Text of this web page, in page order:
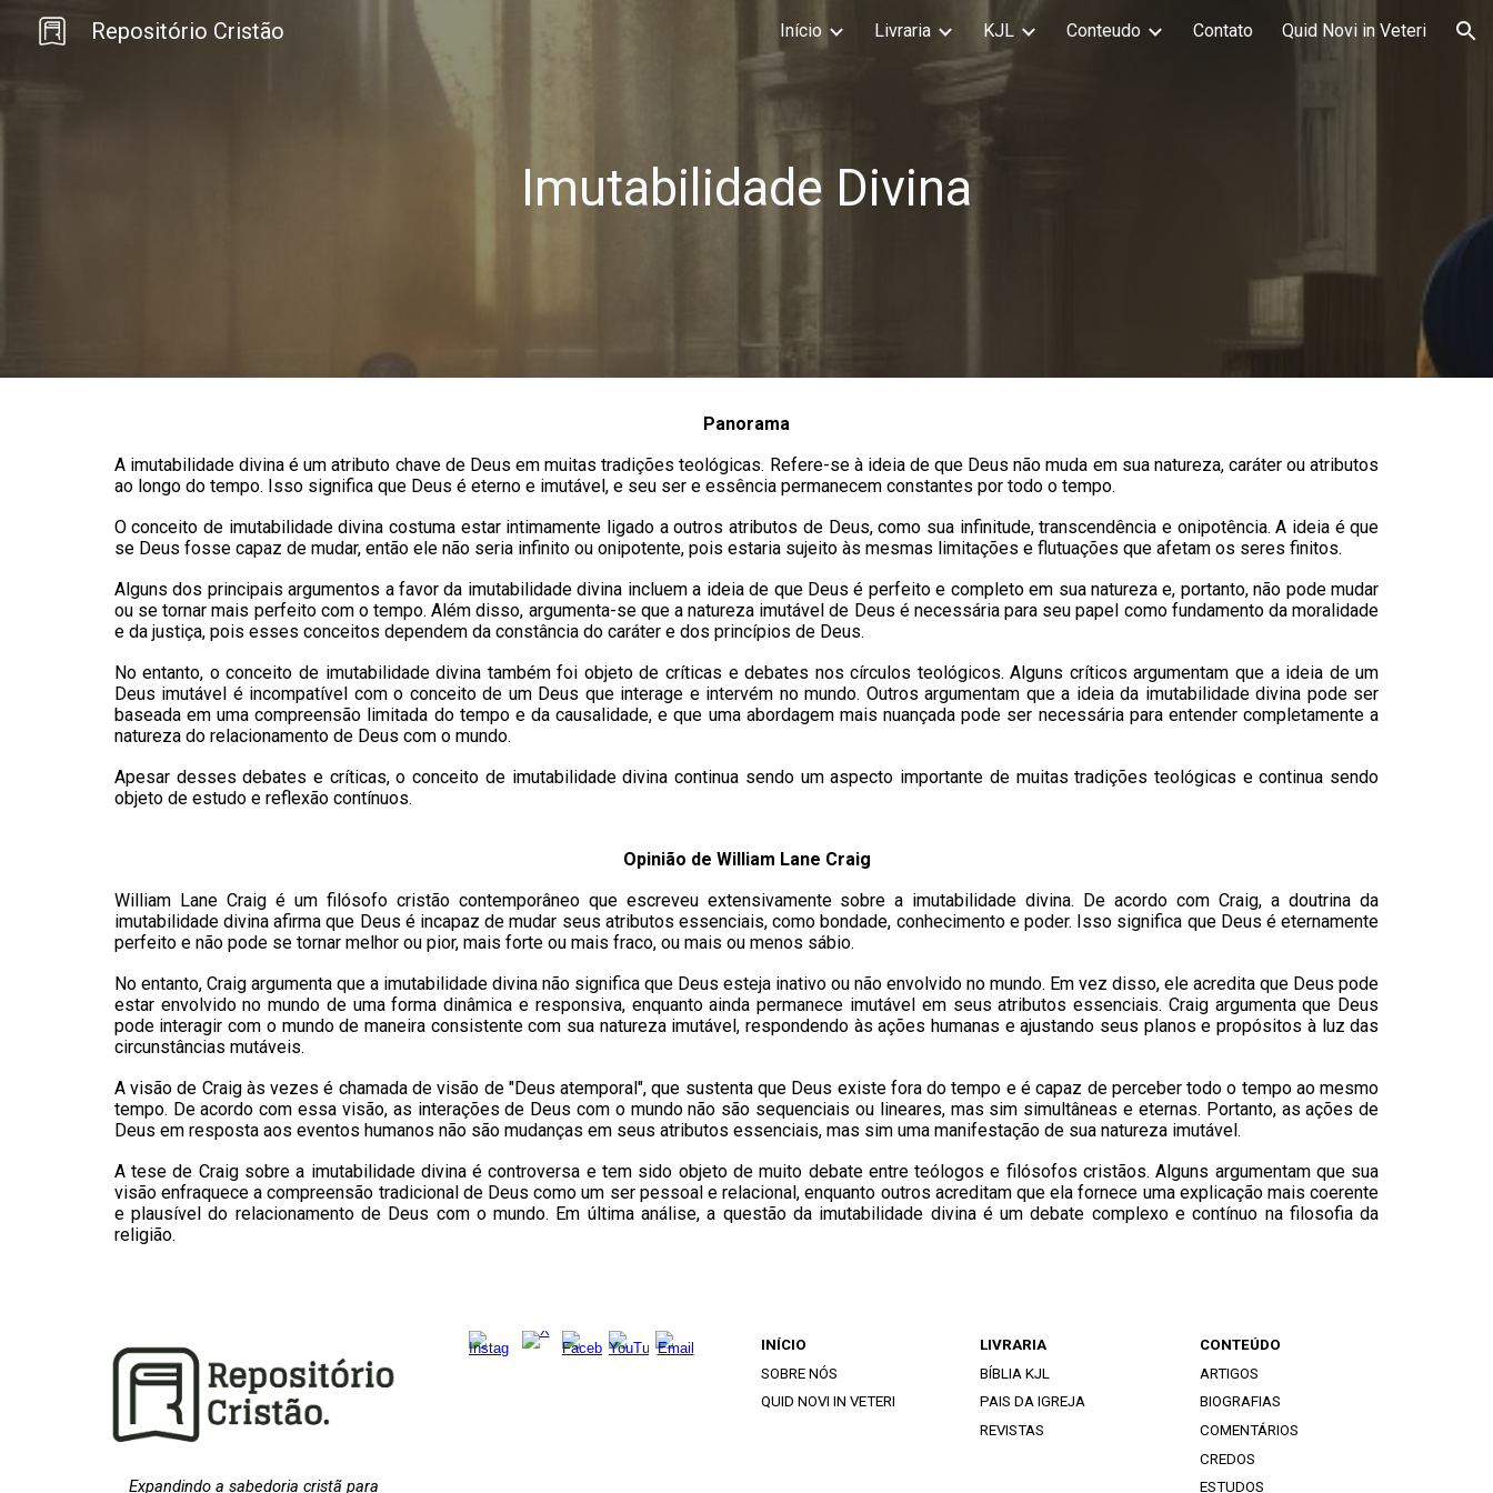
Skip to navigation
Repositório Cristão Início Livraria KJL Conteudo Contato Quid Novi in Veteri
Imutabilidade Divina
Panorama
A imutabilidade divina é um atributo chave de Deus em muitas tradições teológicas. Refere-se à ideia de que Deus não muda em sua natureza, caráter ou atributos
ao longo do tempo. Isso significa que Deus é eterno e imutável, e seu ser e essência permanecem constantes por todo o tempo.
O conceito de imutabilidade divina costuma estar intimamente ligado a outros atributos de Deus, como sua infinitude, transcendência e onipotência. A ideia é que
se Deus fosse capaz de mudar, então ele não seria infinito ou onipotente, pois estaria sujeito às mesmas limitações e flutuações que afetam os seres finitos.
Alguns dos principais argumentos a favor da imutabilidade divina incluem a ideia de que Deus é perfeito e completo em sua natureza e, portanto, não pode mudar
ou se tornar mais perfeito com o tempo. Além disso, argumenta-se que a natureza imutável de Deus é necessária para seu papel como fundamento da moralidade
e da justiça, pois esses conceitos dependem da constância do caráter e dos princípios de Deus.
No entanto, o conceito de imutabilidade divina também foi objeto de críticas e debates nos círculos teológicos. Alguns críticos argumentam que a ideia de um
Deus imutável é incompatível com o conceito de um Deus que interage e intervém no mundo. Outros argumentam que a ideia da imutabilidade divina pode ser
baseada em uma compreensão limitada do tempo e da causalidade, e que uma abordagem mais nuançada pode ser necessária para entender completamente a
natureza do relacionamento de Deus com o mundo.
Apesar desses debates e críticas, o conceito de imutabilidade divina continua sendo um aspecto importante de muitas tradições teológicas e continua sendo
objeto de estudo e reflexão contínuos.
Opinião de William Lane Craig
William Lane Craig é um filósofo cristão contemporâneo que escreveu extensivamente sobre a imutabilidade divina. De acordo com Craig, a doutrina da
imutabilidade divina afirma que Deus é incapaz de mudar seus atributos essenciais, como bondade, conhecimento e poder. Isso significa que Deus é eternamente
perfeito e não pode se tornar melhor ou pior, mais forte ou mais fraco, ou mais ou menos sábio.
No entanto, Craig argumenta que a imutabilidade divina não significa que Deus esteja inativo ou não envolvido no mundo. Em vez disso, ele acredita que Deus pode
estar envolvido no mundo de uma forma dinâmica e responsiva, enquanto ainda permanece imutável em seus atributos essenciais. Craig argumenta que Deus
pode interagir com o mundo de maneira consistente com sua natureza imutável, respondendo às ações humanas e ajustando seus planos e propósitos à luz das
circunstâncias mutáveis.
A visão de Craig às vezes é chamada de visão de "Deus atemporal", que sustenta que Deus existe fora do tempo e é capaz de perceber todo o tempo ao mesmo
tempo. De acordo com essa visão, as interações de Deus com o mundo não são sequenciais ou lineares, mas sim simultâneas e eternas. Portanto, as ações de
Deus em resposta aos eventos humanos não são mudanças em seus atributos essenciais, mas sim uma manifestação de sua natureza imutável.
A tese de Craig sobre a imutabilidade divina é controversa e tem sido objeto de muito debate entre teólogos e filósofos cristãos. Alguns argumentam que sua
visão enfraquece a compreensão tradicional de Deus como um ser pessoal e relacional, enquanto outros acreditam que ela fornece uma explicação mais coerente
e plausível do relacionamento de Deus com o mundo. Em última análise, a questão da imutabilidade divina é um debate complexo e contínuo na filosofia da
religião.
Expandindo a sabedoria cristã para
INÍCIO
SOBRE NÓS
QUID NOVI IN VETERI
LIVRARIA
BÍBLIA KJL
PAIS DA IGREJA
REVISTAS
CONTEÚDO
ARTIGOS
BIOGRAFIAS
COMENTÁRIOS
CREDOS
ESTUDOS